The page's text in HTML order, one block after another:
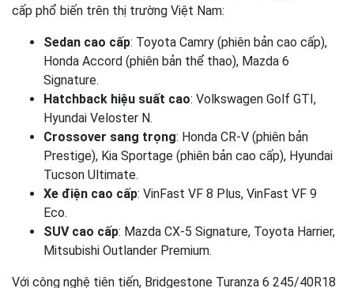
cấp phổ biến trên thị trường Việt Nam:
Sedan cao cấp: Toyota Camry (phiên bản cao cấp),
Honda Accord (phiên bản thể thao), Mazda 6
Signature.
Hatchback hiệu suất cao: Volkswagen Golf GTI,
Hyundai Veloster N.
Crossover sang trọng: Honda CR-V (phiên bản
Prestige), Kia Sportage (phiên bản cao cấp), Hyundai
Tucson Ultimate.
Xe điện cao cấp: VinFast VF 8 Plus, VinFast VF 9
Eco.
SUV cao cấp: Mazda CX-5 Signature, Toyota Harrier,
Mitsubishi Outlander Premium.
Với công nghệ tiên tiến, Bridgestone Turanza 6 245/40R18